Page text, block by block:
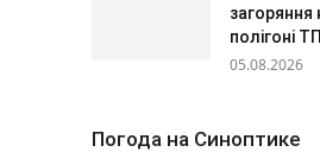
загоряння
полігоні
05.08.2026
Погода на Синоптике